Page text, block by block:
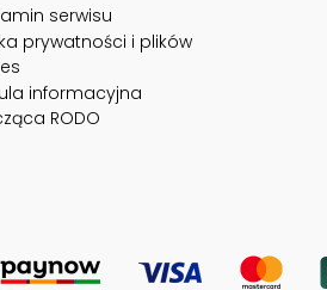
serwisu
prywatności i plików
informacyjna
RODO